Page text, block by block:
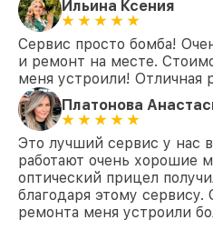
Ильина Ксения
Сервис просто бомба!
и ремонт на месте.
меня устроили! Отличная
Платонова
Это лучший сервис у нас
работают очень хорошие
оптический прицел
благодаря этому
ремонта меня устроили